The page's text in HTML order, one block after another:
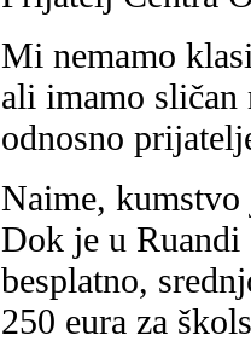
Mi nemamo
ali imamo sličan
odnosno
Naime, kumstvo
Dok je u Ruandi
besplatno,
250 eura za